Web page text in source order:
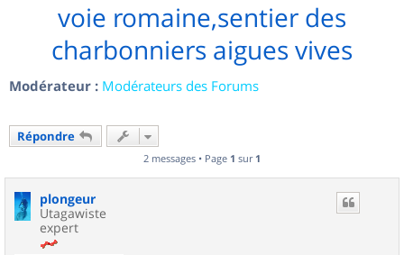
voie romaine,sentier des
charbonniers aigues vives
Modérateur : Modérateurs des Forums
Répondre
2 messages • Page 1 sur 1
plongeur
Utagawiste
expert